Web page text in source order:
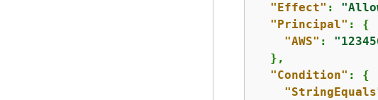
"Effect" :
"Principal" : {
"AWS" :
  },
"Condition" : {